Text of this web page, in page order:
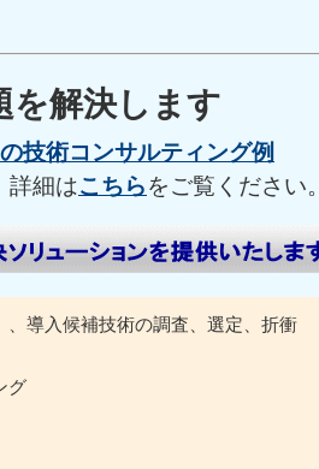
を解決します
技術コンサルティング例
詳細はこちらをご覧ください。
導入候補技術の調査、選定、折衝
グ